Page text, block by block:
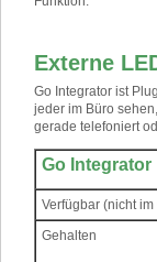
Externe
Go Integrator ist
jeder im Büro
gerade telefoniert
Go Integrator
Verfügbar (nicht
Gehalten